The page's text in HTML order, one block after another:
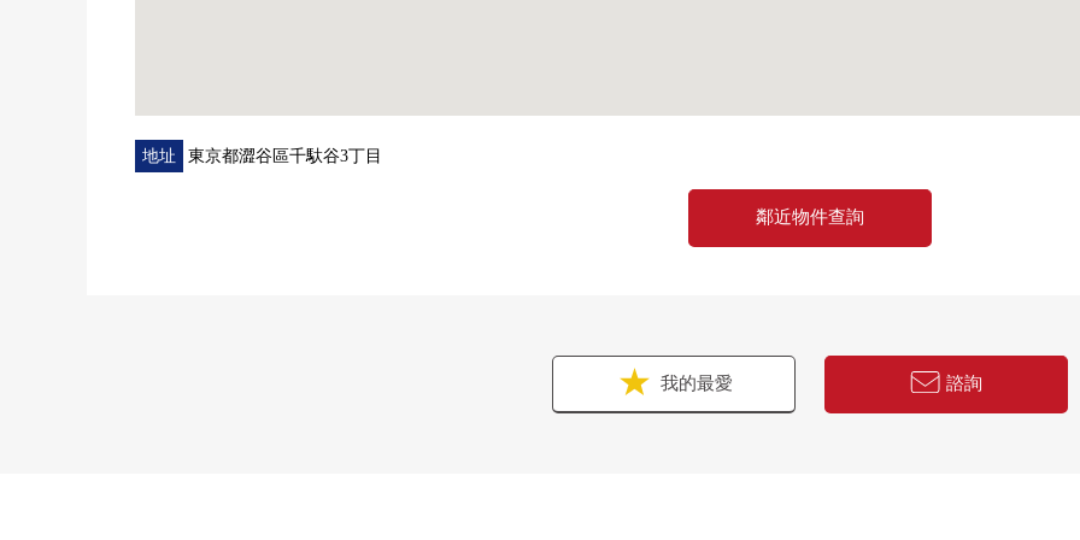
地址 東京都澀谷區千馱谷3丁目
鄰近物件查詢
我的最愛 諮詢